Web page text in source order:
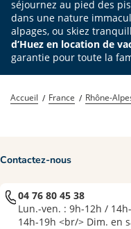
séjournez au pied des
dans une nature
alpages, ou skiez
d’Huez en location de
garantie pour toute la
Accueil France Rhône-
Contactez-nous
04 76 80 45 38
Lun.-ven. : 9h-12h /
14h-19h <br/> Dim. en